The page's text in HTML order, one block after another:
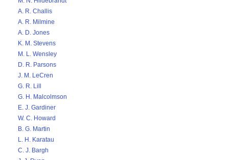
A. R. Challis
A. R. Milmine
A. D. Jones
K. M. Stevens
M. L. Wensley
D. R. Parsons
J. M. LeCren
G. R. Lill
G. H. Malcolmson
E. J. Gardiner
W. C. Howard
B. G. Martin
L. H. Karatau
C. J. Bargh